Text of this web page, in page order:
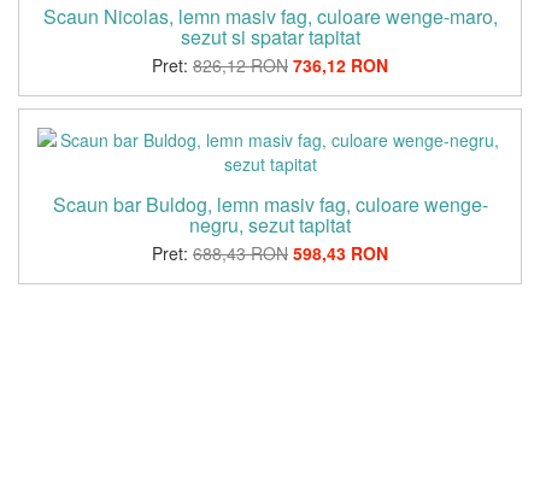
Scaun Nicolas, lemn masiv fag, culoare wenge-maro,
sezut si spatar tapitat
Pret: 826,12 RON 736,12 RON
Scaun bar Buldog, lemn masiv fag, culoare wenge-
negru, sezut tapitat
Pret: 688,43 RON 598,43 RON